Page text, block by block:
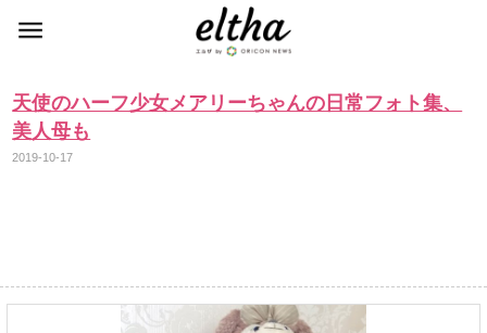
天使のハーフ少女メアリーちゃんの日常フォト集、
美人母も
2019-10-17